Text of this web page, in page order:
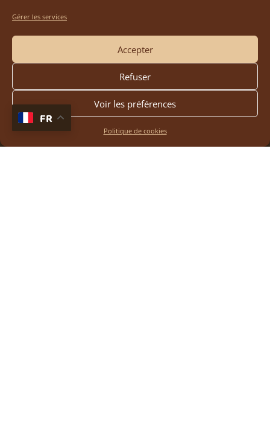
Gérer les services
Accepter
Refuser
Voir les préférences
Politique de cookies
FR